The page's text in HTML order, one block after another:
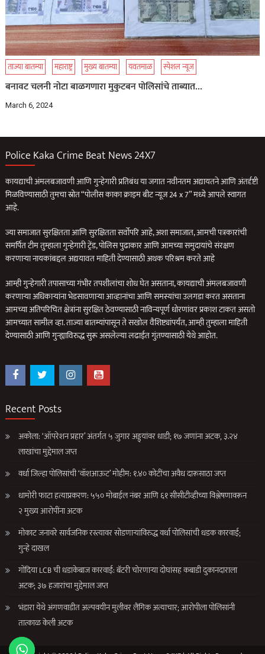
ताज्या बातम्या महाराष्ट्र मुख्य बातम्या यवतमाळ स्पेशल न्यूज
बनावट चलनी नोटा बाळगणारा मुकुटबन पोलिसांचे ताब्यात…
March 6, 2024
Police Kaka Crime Beat News 24X7
कायद्याची अंमलबजावणी आणि गुन्हेगारी प्रतिबंध या जगात नवीनतम अद्यायतने आणि अंतर्दृष्टी
मिळविण्यासाठी तुमचा स्रोत “पोलीस काका क्राइम बीट न्यूज 24 x 7” मध्ये आपले स्वागत
आहे.
ज्या समाजात सुरक्षितता आणि सुरक्षितता सर्वोपरि आहे, अशा समाजात, आमची पत्रकारांची
समर्पित टीम तुम्हाला गुन्हेगारी ट्रेंड, पोलिस पुढाकार आणि आमच्या समुदायांचे संरक्षण
करणार्‍या नायकांबद्दल अद्ययावत माहिती देण्यासाठी अथक परिश्रम करते आहे
आम्ही गुन्हेगारी तपासाच्या गंभीर तपशीलांचा शोध घेत असताना, कायद्याची अंमलबजावणी
करणार्‍या अधिकार्‍यांना भेडसावणार्‍या आव्हानांचा आणि समस्यांचा उलगडा करत असताना
आमच्या अतिपरिचित क्षेत्रांना सुरक्षित ठेवण्यासाठी नाविन्यपूर्ण धोरणांवर प्रकाश टाकत असतो
आमच्यात सामील व्हा. ताज्या बातम्यांपासून ते सखोल वैशिष्ट्यांपर्यंत, आम्ही तुम्हाला माहिती
देण्यासाठी आणि गुन्ह्याविरुद्ध सुरू असलेल्या लढाईत गुंतण्यासाठी येथे आहोत.
Recent Posts
अकोला: ‘ऑपरेशन प्रहार’ अंतर्गत ५ जुगार अड्ड्यांवर धाडी; १७ जणांना अटक, ३.२४
लाखांचा मुद्देमाल जप्त
वर्धा जिल्हा पोलिसांची ‘वॉशआऊट’ मोहीम: १.४० कोटींचा अवैध दारूसाठा जप्त
धामोरी फाटा हत्याप्रकरण: ५५० मोबाईल नंबर आणि ६१ सीसीटीव्हीच्या विश्लेषणावरून
२ मुख्य आरोपींना अटक
मोकाट जनावरे सार्वजनिक रस्त्यावर सोडणाऱ्यांविरुद्ध वर्धा पोलिसांची धडक कारवाई;
गुन्हे दाखल
गोंदिया LCB ची धडाकेबाज कारवाई: बॅटरी चोरणाऱ्या दोघांसह कबाडी दुकानदाराला
अटक; ३७ हजारांचा मुद्देमाल जप्त
भंडारा येथे अंगणवाडीत अल्पवयीन मुलीवर लैंगिक अत्याचार; आरोपीला पोलिसांनी
तात्काळ केली अटक